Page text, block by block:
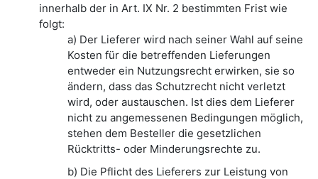
innerhalb der in Art. IX Nr. 2 bestimmten Frist wie
folgt:
a) Der Lieferer wird nach seiner Wahl auf seine
Kosten für die betreffenden Lieferungen
entweder ein Nutzungsrecht erwirken, sie so
ändern, dass das Schutzrecht nicht verletzt
wird, oder austauschen. Ist dies dem Lieferer
nicht zu angemessenen Bedingungen möglich,
stehen dem Besteller die gesetzlichen
Rücktritts- oder Minderungsrechte zu.
b) Die Pflicht des Lieferers zur Leistung von